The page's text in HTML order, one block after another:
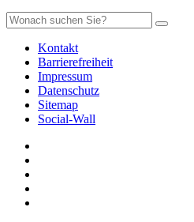
Kontakt
Barrierefreiheit
Impressum
Datenschutz
Sitemap
Social-Wall